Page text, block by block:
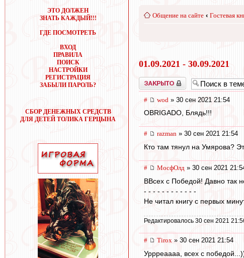
ЭТО ДОЛЖЕН
ЗНАТЬ КАЖДЫЙ!!!
ГДЕ ПОСМОТРЕТЬ
ВХОД
ПРАВИЛА
ПОИСК
НАСТРОЙКИ
РЕГИСТРАЦИЯ
ЗАБЫЛИ ПАРОЛЬ?
СБОР ДЕНЕЖНЫХ СРЕДСТВ
ДЛЯ ДЕТЕЙ ТОЛИКА ГЕРЦЫНА
Общение на сайте ‹ Гостевая
01.09.2021 - 30.09.2021
Закрыто
# wod » 30 сен 2021 21:54
OBRIGADO, Блядь!!!
# razman » 30 сен 2021 21:54
Кто там тянул на Умярова?
# МосфОлд » 30 сен 2021
ВВсех с Победой! Давно так
- - - - - - - - - - - -
Не читал книгу с первых
Редактировалось 30 сен 2021
# Tirox » 30 сен 2021 21:54
Уррреаааа, всех с